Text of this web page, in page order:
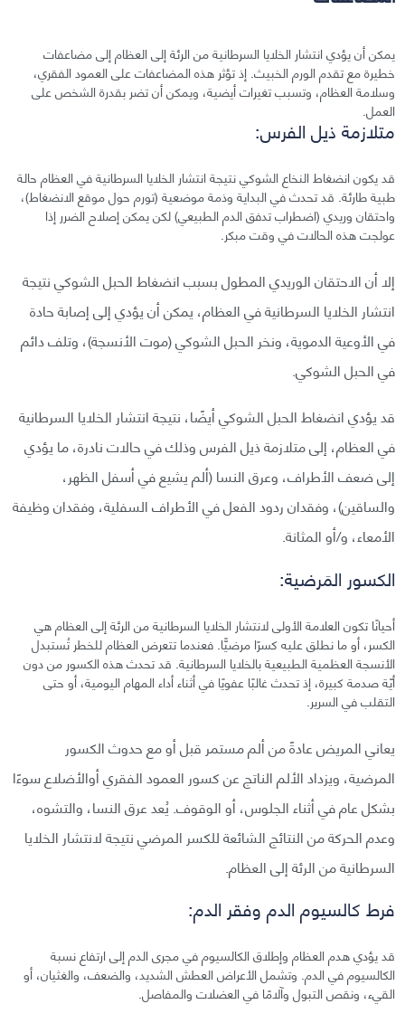
يمكن أن يؤدي انتشار الخلايا السرطانية من الرئة إلى العظام إلى مضاعفات
خطيرة مع تقدم الورم الخبيث. إذ تؤثر هذه المضاعفات على العمود الفقري،
وسلامة العظام، وتسبب تغيرات أيضية، ويمكن أن تضر بقدرة الشخص على
العمل.
متلازمة ذيل الفرس:
قد يكون انضغاط النخاع الشوكي نتيجة انتشار الخلايا السرطانية في العظام حالة
طبية طارئة. قد تحدث في البداية وذمة موضعية (تورم حول موقع الانضغاط)،
واحتقان وريدي (اضطراب تدفق الدم الطبيعي) لكن يمكن إصلاح الضرر إذا
عولجت هذه الحالات في وقت مبكر.
إلا أن الاحتقان الوريدي المطول بسبب انضغاط الحبل الشوكي نتيجة
انتشار الخلايا السرطانية في العظام، يمكن أن يؤدي إلى إصابة حادة
في الأوعية الدموية، ونخر الحبل الشوكي (موت الأنسجة)، وتلف دائم
في الحبل الشوكي.
قد يؤدي انضغاط الحبل الشوكي أيضًا، نتيجة انتشار الخلايا السرطانية
في العظام، إلى متلازمة ذيل الفرس وذلك في حالات نادرة، ما يؤدي
إلى ضعف الأطراف، وعرق النسا (ألم يشيع في أسفل الظهر،
والساقين)، وفقدان ردود الفعل في الأطراف السفلية، وفقدان وظيفة
الأمعاء، و/أو المثانة.
الكسور المَرضية:
أحيانًا تكون العلامة الأولى لانتشار الخلايا السرطانية من الرئة إلى العظام هي
الكسر، أو ما نطلق عليه كسرًا مرضيًّا. فعندما تتعرض العظام للخطر تُستبدل
الأنسجة العظمية الطبيعية بالخلايا السرطانية. قد تحدث هذه الكسور من دون
أيّة صدمة كبيرة، إذ تحدث غالبًا عفويًا في أثناء أداء المهام اليومية، أو حتى
التقلب في السرير.
يعاني المريض عادةً من ألم مستمر قبل أو مع حدوث الكسور
المرضية، ويزداد الألم الناتج عن كسور العمود الفقري أوالأضلاع سوءًا
بشكل عام في أثناء الجلوس، أو الوقوف. يُعد عرق النسا، والتشوه،
وعدم الحركة من النتائج الشائعة للكسر المرضي نتيجة لانتشار الخلايا
السرطانية من الرئة إلى العظام.
فرط كالسيوم الدم وفقر الدم:
قد يؤدي هدم العظام وإطلاق الكالسيوم في مجرى الدم إلى ارتفاع نسبة
الكالسيوم في الدم. وتشمل الأعراض العطش الشديد، والضعف، والغثيان، أو
القيء، ونقص التبول وآلامًا في العضلات والمفاصل.